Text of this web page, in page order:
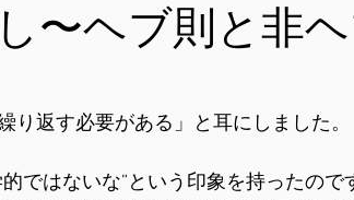
〜ヘブ則と非
り返す必要がある」と耳にしました。
ではないな”という印象を持ったので